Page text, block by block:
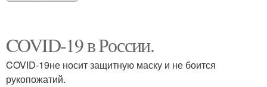
COVID-19 в России.
COVID-19не носит защитную маску и не боится
рукопожатий.